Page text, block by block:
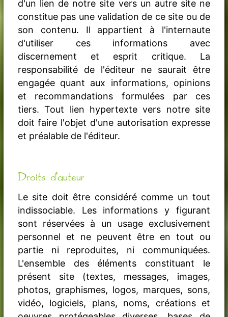
d'un lien de notre site vers un autre site ne
constitue pas une validation de ce site ou de
son contenu. Il appartient à l'internaute
d'utiliser ces informations avec
discernement et esprit critique. La
responsabilité de l'éditeur ne saurait être
engagée quant aux informations, opinions
et recommandations formulées par ces
tiers. Tout lien hypertexte vers notre site
doit faire l'objet d'une autorisation expresse
et préalable de l'éditeur.
Droits d'auteur
Le site doit être considéré comme un tout
indissociable. Les informations y figurant
sont réservées à un usage exclusivement
personnel et ne peuvent être en tout ou
partie ni reproduites, ni communiquées.
L'ensemble des éléments constituant le
présent site (textes, messages, images,
photos, graphismes, logos, marques, sons,
vidéo, logiciels, plans, noms, créations et